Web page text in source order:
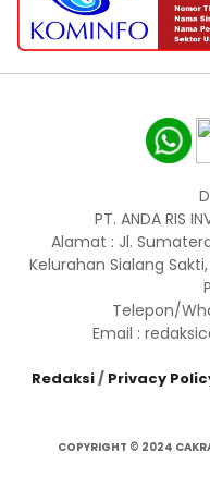
PT. ANDA RIS
Alamat : Jl. Sumatera
Kelurahan Sialang
Telepon/
Email :
Redaksi/ Privacy
COPYRIGHT © 2024